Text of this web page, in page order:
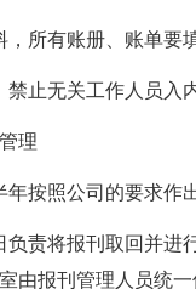
所有账册、账单要
禁止无关工作人员入
理
年按照公司的要求作
负责将报刊取回并进
由报刊管理人员统一